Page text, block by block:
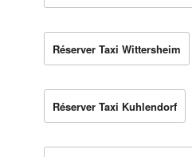
Réserver Taxi Wittersheim
Réserver Taxi Kuhlendorf